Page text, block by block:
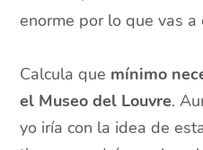
enorme por lo que vas a
Calcula que mínimo
el Museo del Louvre.
yo iría con la idea de